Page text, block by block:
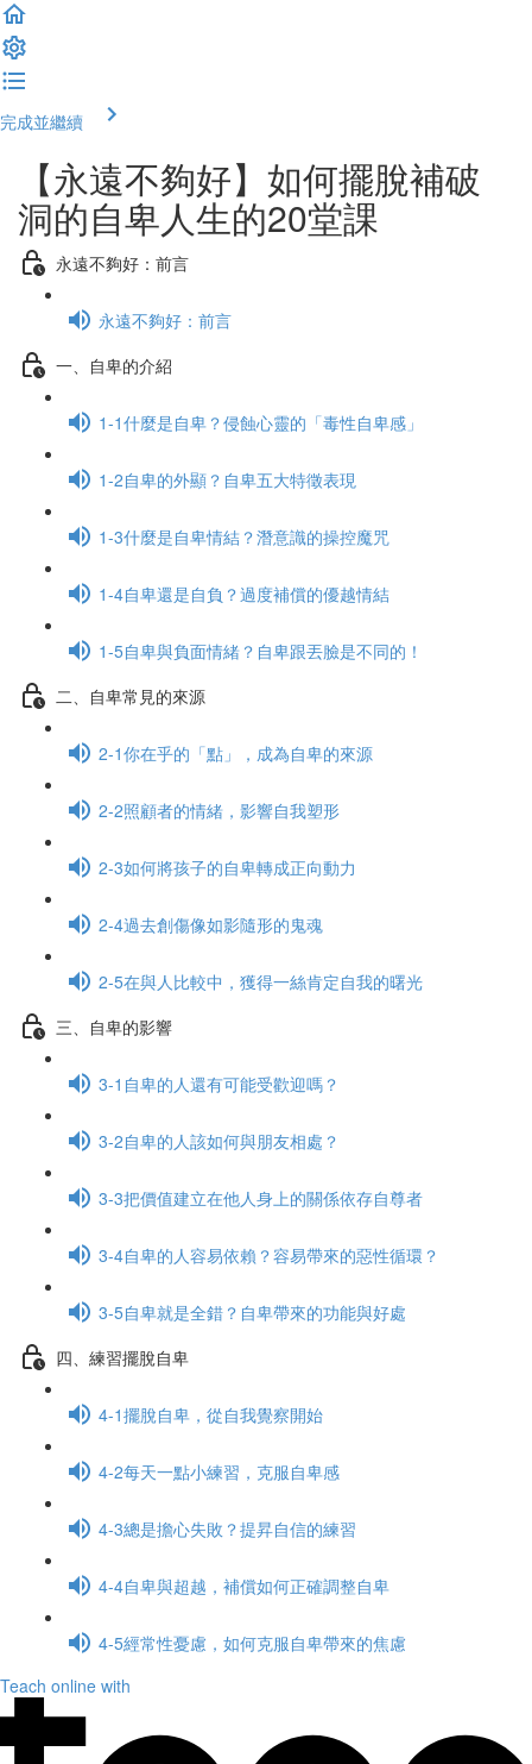
完成並繼續
【永遠不夠好】如何擺脫補破
洞的自卑人生的20堂課
永遠不夠好：前言
永遠不夠好：前言
一、自卑的介紹
1-1什麼是自卑？侵蝕心靈的「毒性自卑感」
1-2自卑的外顯？自卑五大特徵表現
1-3什麼是自卑情結？潛意識的操控魔咒
1-4自卑還是自負？過度補償的優越情結
1-5自卑與負面情緒？自卑跟丟臉是不同的！
二、自卑常見的來源
2-1你在乎的「點」，成為自卑的來源
2-2照顧者的情緒，影響自我塑形
2-3如何將孩子的自卑轉成正向動力
2-4過去創傷像如影隨形的鬼魂
2-5在與人比較中，獲得一絲肯定自我的曙光
三、自卑的影響
3-1自卑的人還有可能受歡迎嗎？
3-2自卑的人該如何與朋友相處？
3-3把價值建立在他人身上的關係依存自尊者
3-4自卑的人容易依賴？容易帶來的惡性循環？
3-5自卑就是全錯？自卑帶來的功能與好處
四、練習擺脫自卑
4-1擺脫自卑，從自我覺察開始
4-2每天一點小練習，克服自卑感
4-3總是擔心失敗？提昇自信的練習
4-4自卑與超越，補償如何正確調整自卑
4-5經常性憂慮，如何克服自卑帶來的焦慮
Teach online with